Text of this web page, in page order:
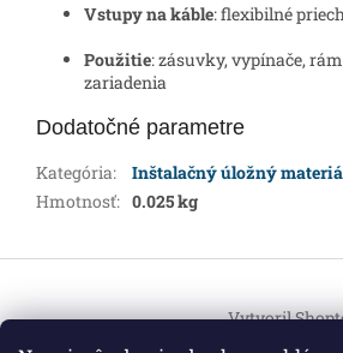
Vstupy na káble: flexibilné
Použitie: zásuvky, vypínače,
zariadenia
Dodatočné parametre
Kategória:
Inštalačný úložný
Hmotnosť: 0.025 kg
p
Vytvoril